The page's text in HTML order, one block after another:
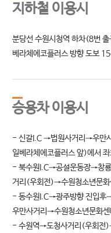
지하철 이용시
분당선 수원시청역 하차(8번
베라체에코플러스 방향 도보
승용차 이용시
- 신갈I.C →법원사거리→우만
일베라체에코플러스 앞)에서
- 북수원I.C→공설운동장→창
거리(우회전)→수원청소년문화
- 동수원I.C→광주방향 진입
우만사거리→수원청소년문화센
- 수원역→도청사거리(우회